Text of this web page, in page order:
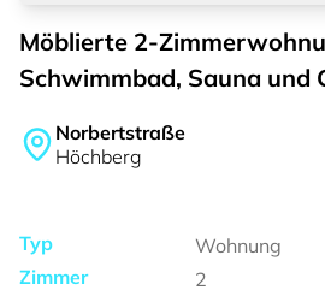
Möblierte 2-
Schwimmbad, Sauna und
Norbertstraße
Höchberg
Typ
Wohnung
Zimmer
2